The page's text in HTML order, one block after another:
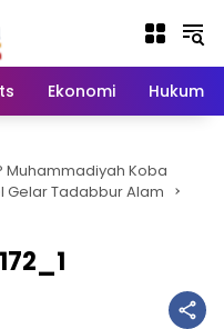
Ekonomi Hukum
Muhammadiyah Koba
Gelar Tadabbur Alam